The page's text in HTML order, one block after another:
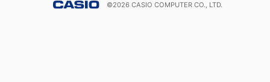
©2026 CASIO COMPUTER CO., LTD.